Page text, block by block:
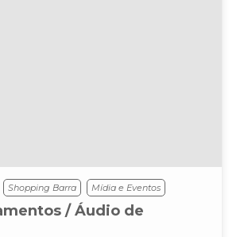
Shopping Barra Mídia e Eventos
/ Áudio de